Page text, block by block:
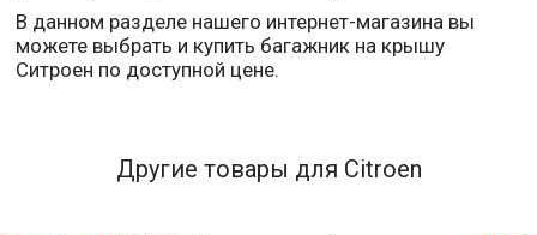
В данном разделе нашего интернет-магазина вы
можете выбрать и купить багажник на крышу
Ситроен по доступной цене.
Другие товары для Citroen